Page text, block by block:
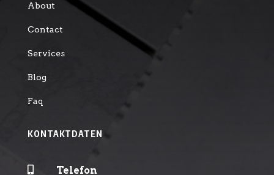
About
Contact
Services
Blog
Faq
KONTAKTDATEN
 Telefon